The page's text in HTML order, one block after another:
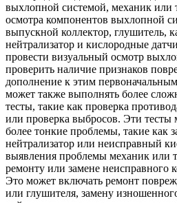
выхлопной системой, механик или
осмотра компонентов выхлопной
выпускной коллектор, глушитель,
нейтрализатор и кислородные
провести визуальный осмотр
проверить наличие признаков
дополнение к этим
может также выполнять более
тесты, такие как проверка
или проверка выбросов. Эти тесты
более тонкие проблемы, такие как
нейтрализатор или неисправный
выявления проблемы механик или
ремонту или замене неисправного
Это может включать ремонт
или глушителя, замену